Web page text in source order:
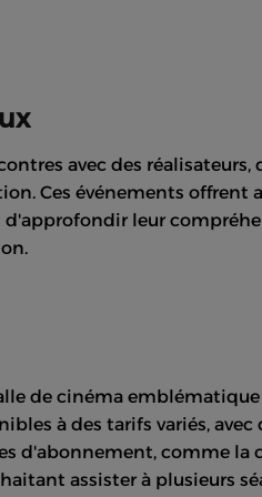
avec des réalisateurs,
Ces événements offrent
leur
de cinéma
à des tarifs variés, avec
d'abonnement, comme la
assister à plusieurs